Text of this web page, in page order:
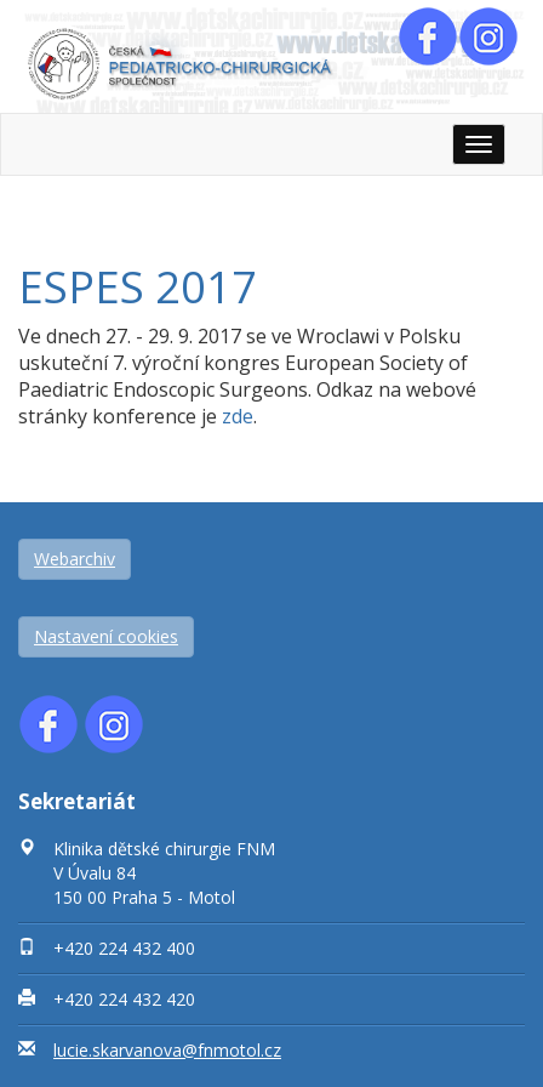
ESPES 2017
Ve dnech 27. - 29. 9. 2017 se ve Wroclawi v Polsku
uskuteční 7. výroční kongres European Society of
Paediatric Endoscopic Surgeons. Odkaz na webové
stránky konference je zde.
Webarchiv
Nastavení cookies
Sekretariát
Klinika dětské chirurgie FNM
V Úvalu 84
150 00 Praha 5 - Motol
+420 224 432 400
+420 224 432 420
lucie.skarvanova@fnmotol.cz